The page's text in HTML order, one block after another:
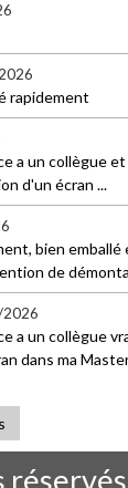
rapidement
a un collègue
d'un écran ...
bien emballé
de
a un collègue
dans ma